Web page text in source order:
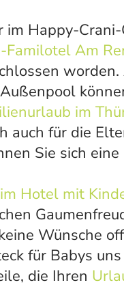
im Happy-
Familotel Am
im
auch für die
Sie sich
Hotel mit
Wünsche
für Babys
die Ihren